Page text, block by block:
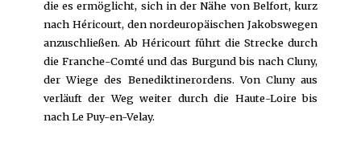
die es ermöglicht, sich in der Nähe von Belfort, kurz
nach Héricourt, den nordeuropäischen Jakobswegen
anzuschließen. Ab Héricourt führt die Strecke durch
die Franche-Comté und das Burgund bis nach Cluny,
der Wiege des Benediktinerordens. Von Cluny aus
verläuft der Weg weiter durch die Haute-Loire bis
nach Le Puy-en-Velay.